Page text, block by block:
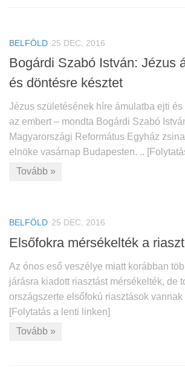
BELFÖLD 25 DEC, 2016
Bogárdi Szabó István: Jézus
és döntésre késztet
Jézus születésének híre ámulatba ejti és
az embert – mondta Bogárdi Szabó
Magyarországi Református Egyház
elnöke vasárnap Budapesten. ..
Tovább »
BELFÖLD 25 DEC, 2016
Elsőfokra mérsékelték a
Az ónos eső veszélye miatt korábban
járásra kiadott riasztást mérsékelték, de
országszerte elsőfokú riasztások vannak
[Folytatás a lenti linken]
Tovább »